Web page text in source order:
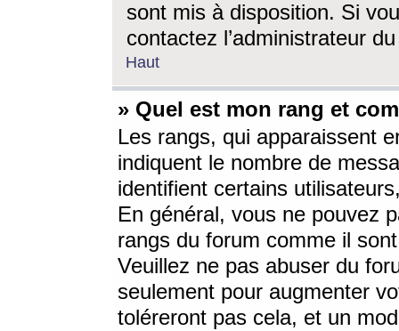
sont mis à disposition. Si
contactez l’administrateur
Haut
» Quel est mon rang et
Les rangs, qui apparaissent
indiquent le nombre de
identifient certains
En général, vous ne pouvez
rangs du forum comme il
Veuillez ne pas abuser du
seulement pour augmenter
toléreront pas cela, et un